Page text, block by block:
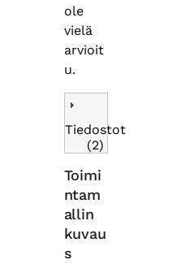
ole
vielä
arvioit
u.
Tiedostot
(2)
Toimi
ntam
allin
kuvau
s